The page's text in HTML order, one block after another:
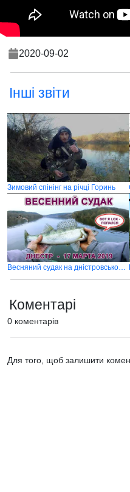
2020-09-02
Інші звіти
Зимовий спінінг на річці Горинь
Весняний судак на дністровському водосховищі
Коментарі
0 коментарів
Для того, щоб залишити